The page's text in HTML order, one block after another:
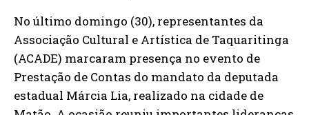
No último domingo (30), representantes da
Associação Cultural e Artística de Taquaritinga
(ACADE) marcaram presença no evento de
Prestação de Contas do mandato da deputada
estadual Márcia Lia, realizado na cidade de